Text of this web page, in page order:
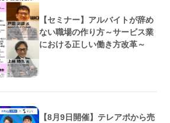
【セミナー】アルバイトが辞め
ない職場の作り方～サービス業
における正しい働き方改革～
【8月9日開催】テレアポから売